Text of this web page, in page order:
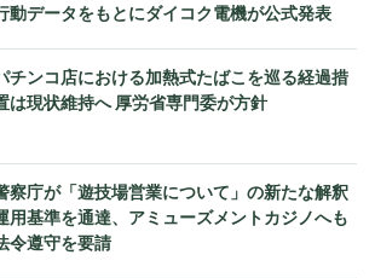
動データをもとにダイコク電機が公式発表
チンコ店における加熱式たばこを巡る経過措
は現状維持へ 厚労省専門委が方針
察庁が「遊技場営業について」の新たな解釈
用基準を通達、アミューズメントカジノへも
令遵守を要請